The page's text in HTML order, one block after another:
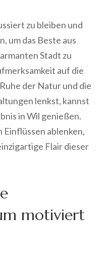
zu bleiben und
um das Beste aus
Stadt zu
auf die
der Natur und die
lenkst, kannst
in Wil genießen.
Einflüssen ablenken,
Flair dieser
motiviert